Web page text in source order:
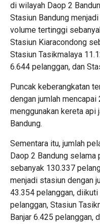
di wilayah Daop 2
Stasiun Bandung
volume tertinggi
Stasiun Kiaracondong
Stasiun Tasikmalaya
6.644 pelanggan, dan
Puncak keberangkatan
dengan jumlah
menggunakan kereta api
Bandung.
Sementara itu, jumlah
Daop 2 Bandung
sebanyak 130.337
menjadi stasiun dengan
43.354 pelanggan,
pelanggan, Stasiun
Banjar 6.425 pelanggan,